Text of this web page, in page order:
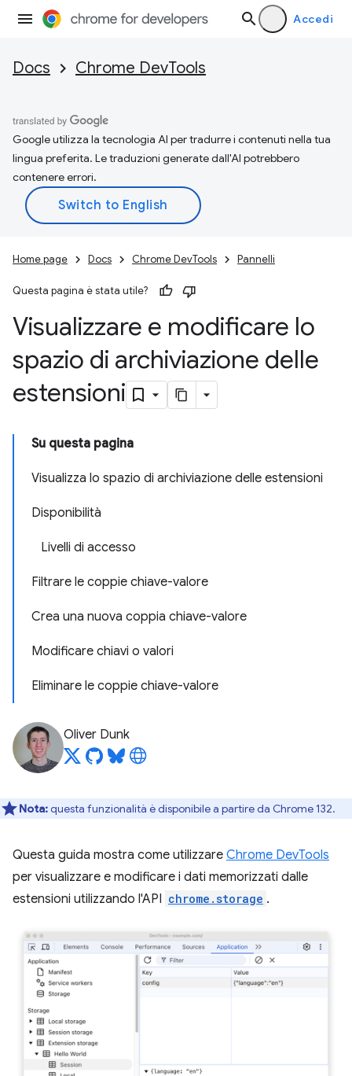
Accedi
Docs Chrome DevTools
Google utilizza la tecnologia AI per tradurre i contenuti nella tua
lingua preferita. Le traduzioni generate dall'AI potrebbero
contenere errori.
Home page Docs Chrome DevTools Pannelli
Questa pagina è stata utile?
Visualizzare e modificare lo
spazio di archiviazione delle
estensioni
Su questa pagina
Visualizza lo spazio di archiviazione delle estensioni
Disponibilità
Livelli di accesso
Filtrare le coppie chiave-valore
Crea una nuova coppia chiave-valore
Modificare chiavi o valori
Eliminare le coppie chiave-valore
Oliver Dunk
Nota:questa funzionalità è disponibile a partire da Chrome 132.
Questa guida mostra come utilizzare Chrome DevTools
per visualizzare e modificare i dati memorizzati dalle
estensioni utilizzando l'API chrome.storage .